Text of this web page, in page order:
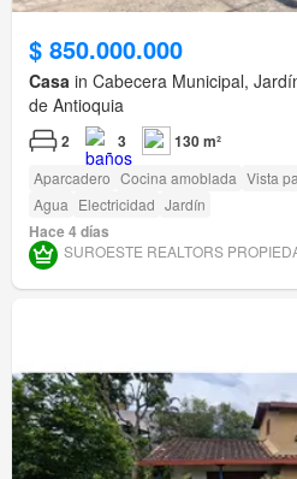
$ 850.000.000
Casa in Cabecera Municipal,
de Antioquia
2 3 130 m²
Aparcadero Cocina amoblada Vista
Agua Electricidad Jardín
Hace 4 días
SUROESTE REALTORS